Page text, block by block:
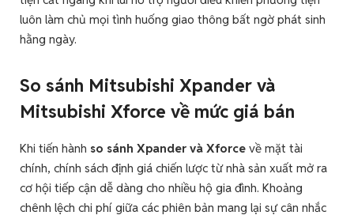
luôn làm chủ mọi tình huống giao thông bất ngờ phát sinh
hằng ngày.
So sánh Mitsubishi Xpander và
Mitsubishi Xforce về mức giá bán
Khi tiến hành so sánh Xpander và Xforce về mặt tài
chính, chính sách định giá chiến lược từ nhà sản xuất mở ra
cơ hội tiếp cận dễ dàng cho nhiều hộ gia đình. Khoảng
chênh lệch chi phí giữa các phiên bản mang lại sự cân nhắc